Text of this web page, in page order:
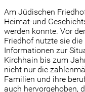
Am Jüdischen
Heimat-und
werden konnte. Vor
Friedhof nutzte sie
Informationen zur
Kirchhain bis zum
nicht nur die
Familien und ihre
auch hervorgehoben,